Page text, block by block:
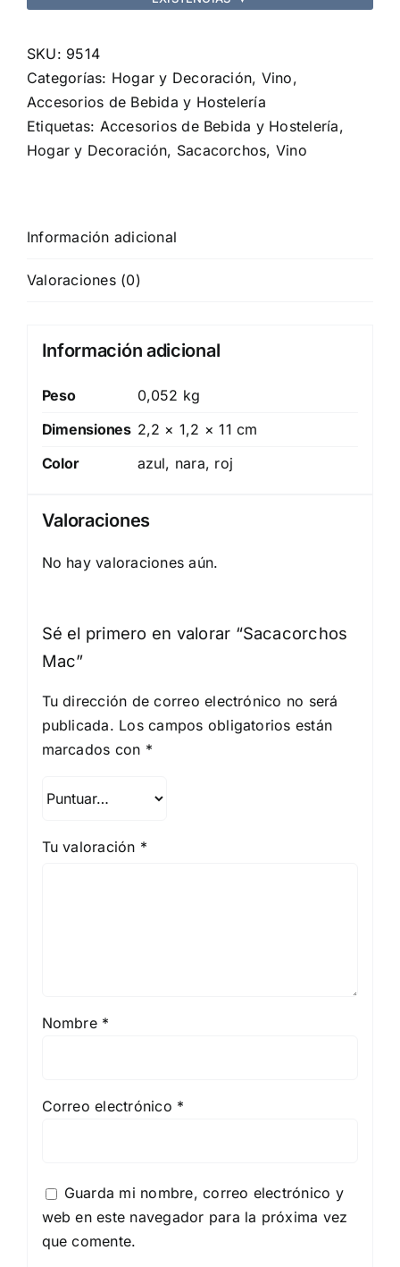
SKU: 9514
Categorías: Hogar y Decoración, Vino,
Accesorios de Bebida y Hostelería
Etiquetas: Accesorios de Bebida y Hostelería,
Hogar y Decoración, Sacacorchos, Vino
Información adicional
Valoraciones (0)
Información adicional
Peso
0,052 kg
Dimensiones 2,2 × 1,2 × 11 cm
Color
azul, nara, roj
Valoraciones
No hay valoraciones aún.
Sé el primero en valorar “Sacacorchos
Mac”
Tu dirección de correo electrónico no será
publicada. Los campos obligatorios están
marcados con *
Tu valoración *
Nombre *
Correo electrónico *
Guarda mi nombre, correo electrónico y
web en este navegador para la próxima vez
que comente.